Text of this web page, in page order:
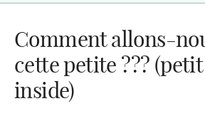
Comment allons-
cette petite ???
inside)